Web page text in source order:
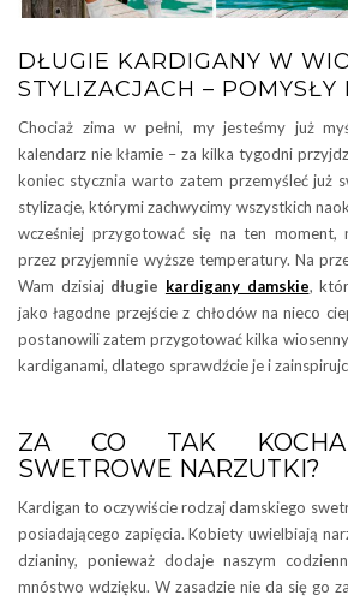
DŁUGIE KARDIGANY W
STYLIZACJACH – POMYSŁY
Chociaż zima w pełni, my jesteśmy już
kalendarz nie kłamie – za kilka tygodni
koniec stycznia warto zatem przemyśleć już
stylizacje, którymi zachwycimy wszystkich
wcześniej przygotować się na ten moment,
przez przyjemnie wyższe temperatury. Na
Wam dzisiaj długie kardigany damskie,
jako łagodne przejście z chłodów na nieco
postanowili zatem przygotować kilka
kardiganami, dlatego sprawdźcie je i
ZA CO TAK
SWETROWE NARZUTKI?
Kardigan to oczywiście rodzaj damskiego
posiadającego zapięcia. Kobiety uwielbiają
dzianiny, ponieważ dodaje naszym
mnóstwo wdzięku. W zasadzie nie da się go